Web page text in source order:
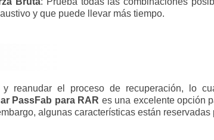
y que puede llevar más tiempo.
reanudar el proceso de recuperación, lo
PassFab para RAR es una excelente opción
algunas características están